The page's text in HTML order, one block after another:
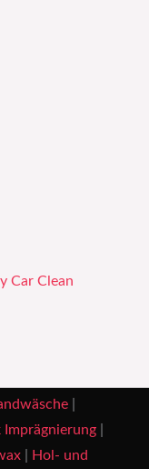
Car Clean
|
|
|
Hol- und